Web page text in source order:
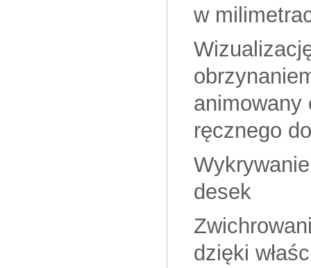
w
animowany
ręcznego
desek
dzięki